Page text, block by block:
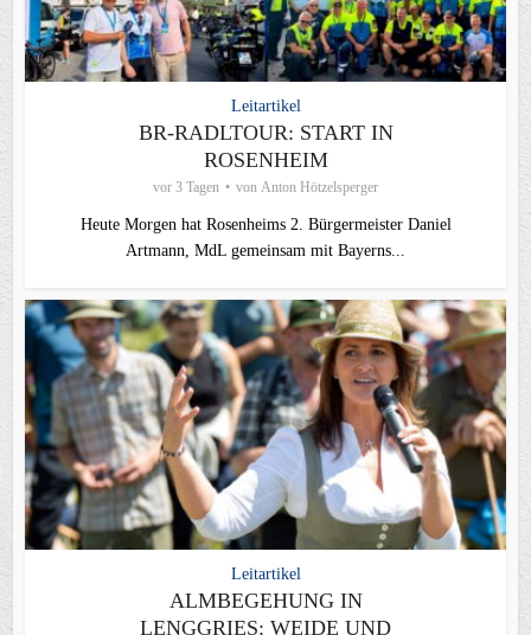
Leitartikel
BR-RADLTOUR: START IN
ROSENHEIM
vor 3 Tagen von Anton Hötzelsperger
Heute Morgen hat Rosenheims 2. Bürgermeister Daniel
Artmann, MdL gemeinsam mit Bayerns...
Leitartikel
ALMBEGEHUNG IN
LENGGRIES: WEIDE UND